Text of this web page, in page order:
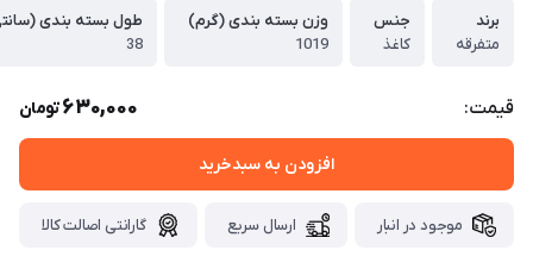
برند
متفرقه
جنس
کاغذ
وزن بسته بندی (گرم)
1019
طول بسته بندی
38
قیمت: 630,000تومان
افزودن به سبدخرید
موجود در انبار ارسال سریع گارانتی اصالت کالا